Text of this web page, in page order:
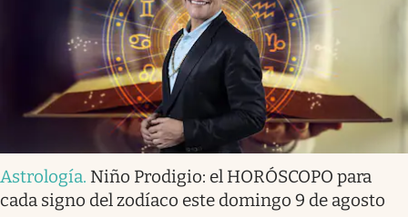
Astrología. Niño Prodigio: el HORÓSCOPO para
cada signo del zodíaco este domingo 9 de agosto